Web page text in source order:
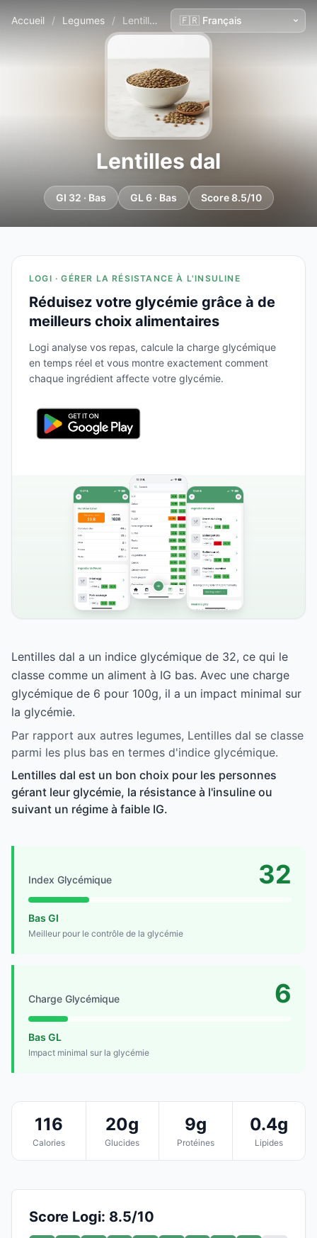
Accueil / Legumes / Lentilles dal
Lentilles dal
GI 32 · Bas GL 6 · Bas Score 8.5/10
LOGI · GÉRER LA RÉSISTANCE À L'INSULINE
Réduisez votre glycémie grâce à de
meilleurs choix alimentaires
Logi analyse vos repas, calcule la charge glycémique
en temps réel et vous montre exactement comment
chaque ingrédient affecte votre glycémie.
Lentilles dal a un indice glycémique de 32, ce qui le
classe comme un aliment à IG bas. Avec une charge
glycémique de 6 pour 100g, il a un impact minimal sur
la glycémie.
Par rapport aux autres legumes, Lentilles dal se classe
parmi les plus bas en termes d'indice glycémique.
Lentilles dal est un bon choix pour les personnes
gérant leur glycémie, la résistance à l'insuline ou
suivant un régime à faible IG.
Index Glycémique 32
Bas GI
Meilleur pour le contrôle de la glycémie
Charge Glycémique 6
Bas GL
Impact minimal sur la glycémie
116
Calories
20g
Glucides
9g
Protéines
0.4g
Lipides
Score Logi: 8.5/10